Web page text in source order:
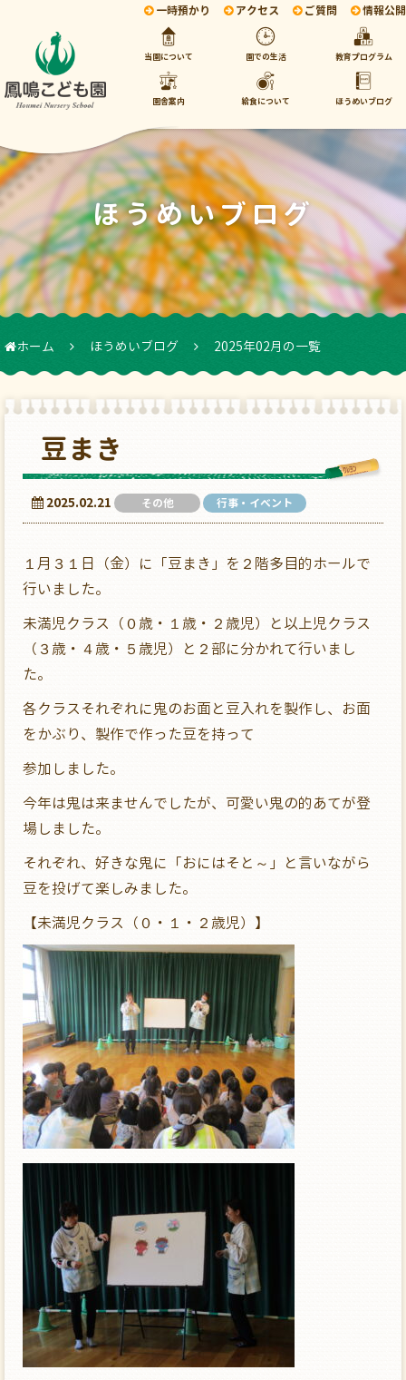
一時預かり アクセス ご質問 情報公開
当園について 園での生活 教育プログラム
園舎案内 給食について ほうめいブログ
ほうめいブログ
ホーム ほうめいブログ 2025年02月の一覧
豆まき
2025.02.21 その他 行事・イベント
１月３１日（金）に「豆まき」を２階多目的ホールで
行いました。
未満児クラス（０歳・１歳・２歳児）と以上児クラス
（３歳・４歳・５歳児）と２部に分かれて行いまし
た。
各クラスそれぞれに鬼のお面と豆入れを製作し、お面
をかぶり、製作で作った豆を持って
参加しました。
今年は鬼は来ませんでしたが、可愛い鬼の的あてが登
場しました。
それぞれ、好きな鬼に「おにはそと～」と言いながら
豆を投げて楽しみました。
【未満児クラス（０・１・２歳児）】